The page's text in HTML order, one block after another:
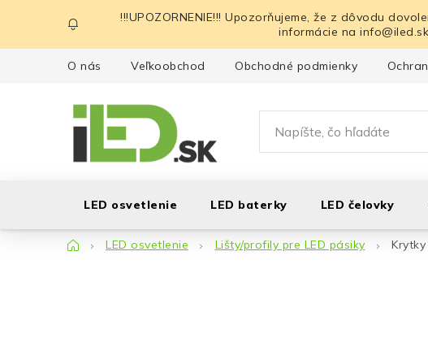
obsah
!!!UPOZORNENIE!!! Upozorňujeme, že z dôvodu
informácie na
O nás Veľkoobchod Obchodné podmienky
LED osvetlenie LED baterky LED čelovky
DomovLED osvetlenie Lišty/profily pre LED pásiky